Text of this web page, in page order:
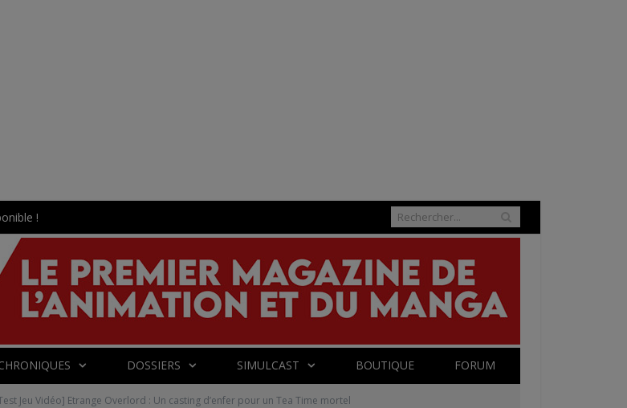
!
DOSSIERS SIMULCAST BOUTIQUE FORUM
Jeu Vidéo] Etrange Overlord : Un casting d’enfer pour un Tea Time mortel